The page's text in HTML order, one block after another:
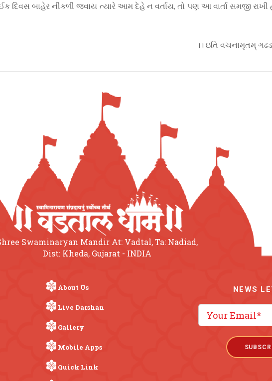
દિવસ બાહેર નીકળી જવાય ત્યારે આમ દેહે ન વર્તાય, તો પણ આ વાર્તા સમજી
।। ઇતિ વચનામૃતમ્
Swaminaryan Mandir At: Vadtal, Ta: Nadiad,
Dist: Kheda, Gujarat - INDIA
About Us
Live Darshan
Gallery
Mobile Apps
Quick Link
NEWS